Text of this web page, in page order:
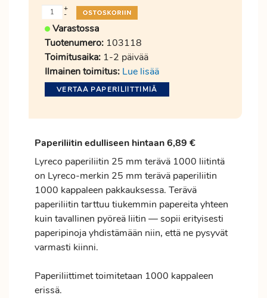
-
+
Varastossa
Tuotenumero: 103118
Toimitusaika: 1-2 päivää
Ilmainen toimitus: Lue lisää
VERTAA PAPERILIITTIMIÄ
Paperiliitin edulliseen hintaan 6,89 €
Lyreco paperiliitin 25 mm terävä 1000 liitintä
on Lyreco-merkin 25 mm terävä paperiliitin
1000 kappaleen pakkauksessa. Terävä
paperiliitin tarttuu tiukemmin papereita yhteen
kuin tavallinen pyöreä liitin — sopii erityisesti
paperipinoja yhdistämään niin, että ne pysyvät
varmasti kiinni.
Paperiliittimet toimitetaan 1000 kappaleen
erissä.